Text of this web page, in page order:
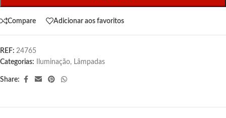
Compare Adicionar aos favoritos
REF: 24765
Categorias:
Iluminação, Lâmpadas
Share: